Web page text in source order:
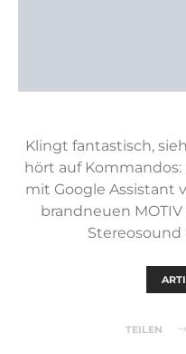
Klingt fantastisch,
hört auf Kommandos:
mit Google Assistant
brandneuen
Stereosound
TEILEN